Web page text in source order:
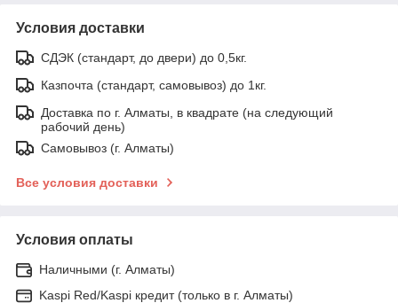
Условия доставки
СДЭК (стандарт, до двери) до 0,5кг.
Казпочта (стандарт, самовывоз) до 1кг.
Доставка по г. Алматы, в квадрате (на следующий
рабочий день)
Самовывоз (г. Алматы)
Все условия доставки
Условия оплаты
Наличными (г. Алматы)
Kaspi Red/Kaspi кредит (только в г. Алматы)